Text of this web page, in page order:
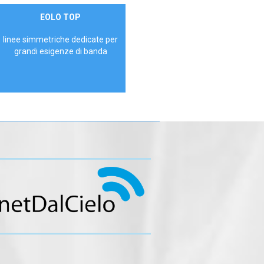
ContattaciEOLO TOP
linee simmetriche dedicate per
grandi esigenze di banda